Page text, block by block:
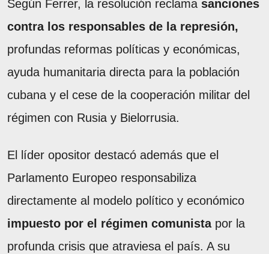
Según Ferrer, la resolución reclama sanciones
contra los responsables de la represión,
profundas reformas políticas y económicas,
ayuda humanitaria directa para la población
cubana y el cese de la cooperación militar del
régimen con Rusia y Bielorrusia.
El líder opositor destacó además que el
Parlamento Europeo responsabiliza
directamente al modelo político y económico
impuesto por el régimen comunistapor la
profunda crisis que atraviesa el país. A su